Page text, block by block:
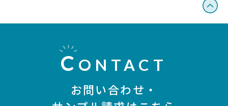
C ONTACT
お問い合わせ・